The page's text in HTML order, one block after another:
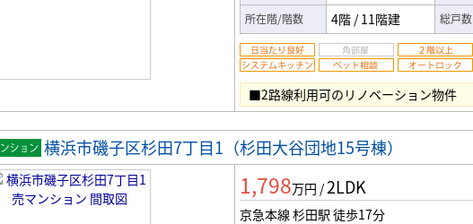
所在階/階数 4階 /11階建 総戸数
■2路線利用可のリノベーション物件
ンシ
横浜市磯子区杉田7丁目1（杉田大谷団地15号棟）
1,798万円 / 2LDK
京急本線 杉田駅 徒歩17分